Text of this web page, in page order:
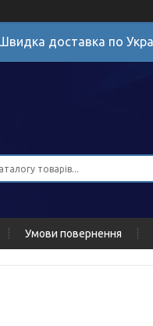
доставка по
Умови повернення